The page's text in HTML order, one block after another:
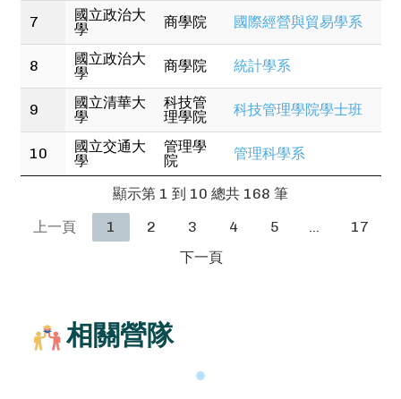
7
國立政治大
學
商學院 國際經營與貿易學系
8
國立政治大
學
商學院 統計學系
9
國立清華大
學
科技管
理學院
科技管理學院學士班
10
國立交通大
學
管理學
院
管理科學系
顯示第 1 到 10 總共 168 筆
上一頁
1 2 3 4 5 …
17
下一頁
相關營隊